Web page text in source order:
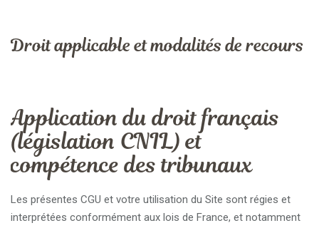
Droit applicable et modalités de recours
Application du droit français
(législation CNIL) et
compétence des tribunaux
Les présentes CGU et votre utilisation du Site sont régies et
interprétées conformément aux lois de France, et notamment